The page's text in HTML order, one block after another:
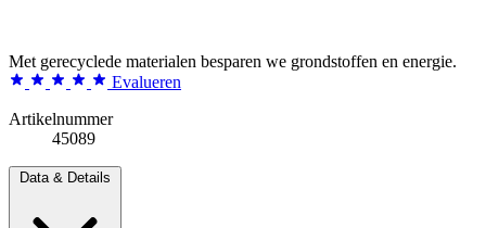
Met gerecyclede materialen besparen we grondstoffen en energie.
Evalueren
Artikelnummer
45089
Data & Details